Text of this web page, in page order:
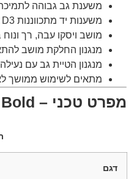
משענת גב גבוהה
משענות יד מתכווננות D3 (גובה, עומק ואלכסון)
מושב ויסקו עבה, רך ונוח
מנגנון החלקת מושב
מנגנון הטיית גב עם נעילה
מתאים לשימוש ממושך
מפרט טכני – White Bold
דגם